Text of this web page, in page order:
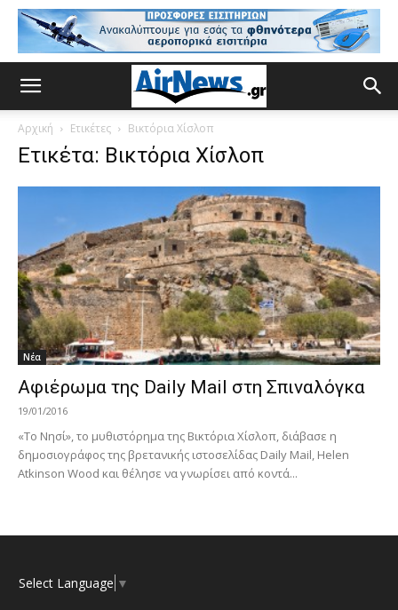
Αρχική Ετικέτες Βικτόρια Χίσλοπ
Ετικέτα: Βικτόρια Χίσλοπ
Νέα
Αφιέρωμα της Daily Mail στη Σπιναλόγκα
19/01/2016
«Το Νησί», το μυθιστόρημα της Βικτόρια Χίσλοπ, διάβασε η
δημοσιογράφος της βρετανικής ιστοσελίδας Daily Mail, Helen
Atkinson Wood και θέλησε να γνωρίσει από κοντά...
Select Language ▼